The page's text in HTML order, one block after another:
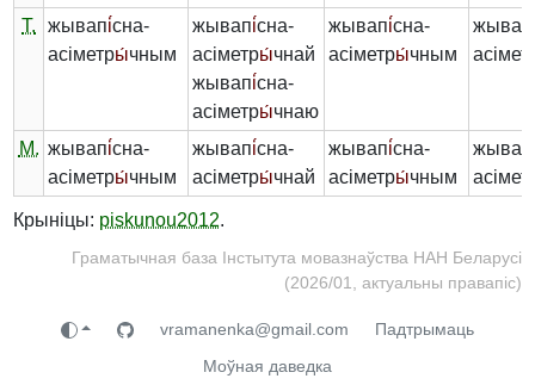
Т.
жывапі́сна-
асіметры́чным
жывапі́сна-
асіметры́чнай
жывапі́сна-
асіметры́чнаю
жывапі́сна-
асіметры́чным
жывап
М. жывапі́сна-
асіметры́чным
жывапі́сна-
асіметры́чнай
жывапі́сна-
асіметры́чным
жывап
Крыніцы: piskunou2012.
Граматычная база Інстытута мовазнаўства НАН Беларусі
(2026/01, актуальны правапіс)
vramanenka@gmail.com
Падтрымаць
Моўная даведка